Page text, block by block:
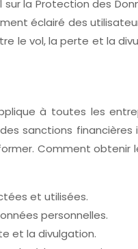
la Protection des
éclairé des
le vol, la perte et la
à toutes les
sanctions
Comment
et utilisées.
personnelles.
et la divulgation.